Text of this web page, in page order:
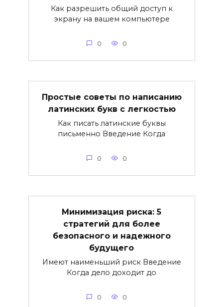
Как разрешить общий доступ к
экрану на вашем компьютере
0 0
Простые советы по написанию
латинских букв с легкостью
Как писать латинские буквы
письменно Введение Когда
0 0
Минимизация риска: 5
стратегий для более
безопасного и надежного
будущего
Имеют наименьший риск Введение
Когда дело доходит до
0 0